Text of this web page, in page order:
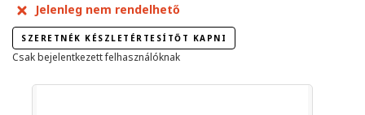
Jelenleg nem rendelhető
SZERETNÉK KÉSZLETÉRTESÍTŐT KAPNI
Csak bejelentkezett felhasználóknak